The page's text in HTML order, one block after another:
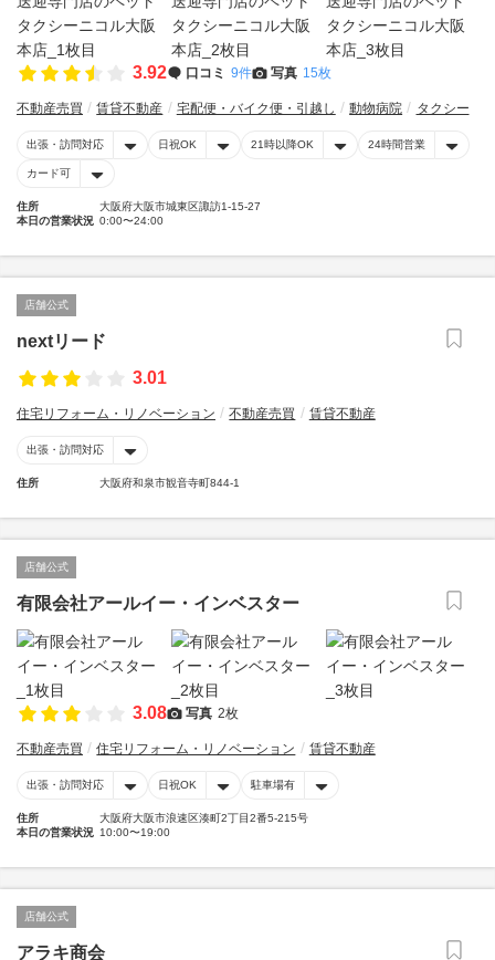
3.92 口コミ 9件 写真 15枚
不動産売買 賃貸不動産 宅配便・バイク便・引越し 動物病院 タクシー
出張・訪問対応 日祝OK 21時以降OK 24時間営業
カード可
住所
大阪府大阪市城東区諏訪1-15-27
本日の営業状況 0:00〜24:00
店舗公式
nextリード
3.01
住宅リフォーム・リノベーション 不動産売買 賃貸不動産
出張・訪問対応
住所 大阪府和泉市観音寺町844-1
店舗公式
有限会社アールイー・インベスター
3.08 写真 2枚
不動産売買 住宅リフォーム・リノベーション 賃貸不動産
出張・訪問対応 日祝OK 駐車場有
住所
大阪府大阪市浪速区湊町2丁目2番5-215号
本日の営業状況 10:00〜19:00
店舗公式
アラキ商会